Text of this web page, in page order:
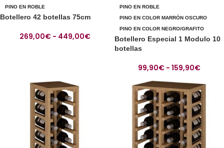
PINO EN ROBLE
Botellero 42 botellas 75cm
269,00€ - 449,00€
PINO EN ROBLE
PINO EN COLOR MARRÓN OSCURO
PINO EN COLOR NEGRO/GRAFITO
Botellero Especial 1 Modulo 10
botellas
99,90€ - 159,90€